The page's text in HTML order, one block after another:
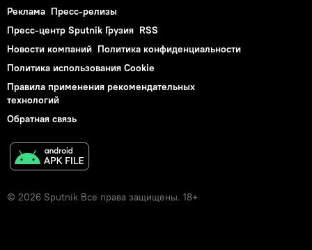
Реклама Пресс-релизы
Пресс-центр Sputnik Грузия RSS
Новости компаний Политика конфиденциальности
Политика использования Cookie
Правила применения рекомендательных
технологий
Обратная связь
© 2026 Sputnik Все права защищены. 18+